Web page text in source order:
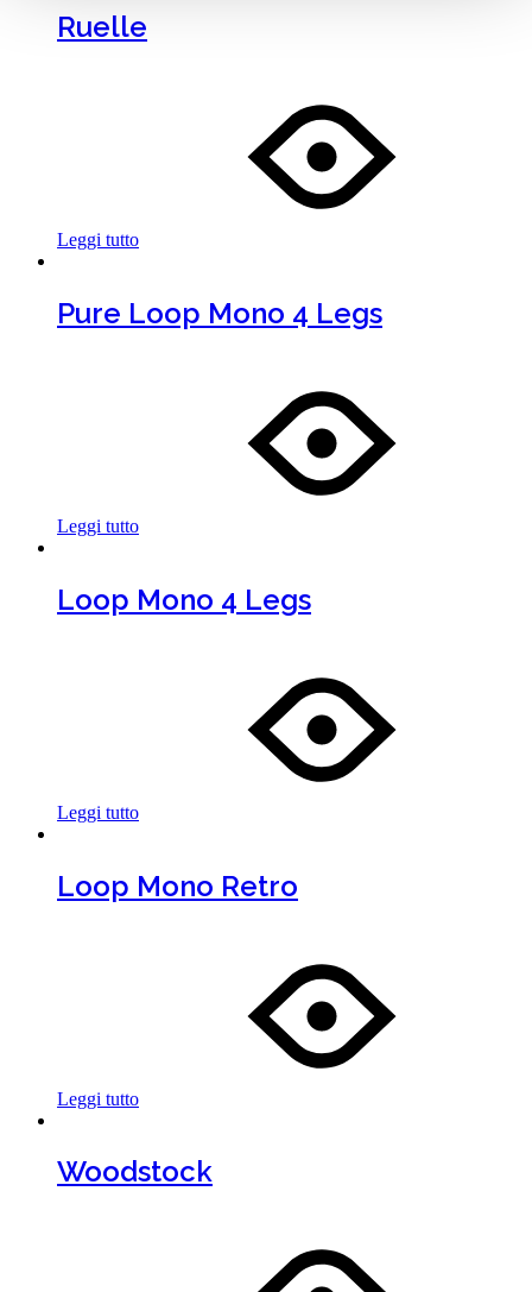
Ruelle
Leggi tutto
Pure Loop Mono 4 Legs
Leggi tutto
Loop Mono 4 Legs
Leggi tutto
Loop Mono Retro
Leggi tutto
Woodstock